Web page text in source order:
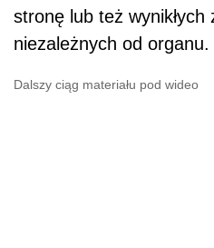
stronę lub też wynikłych
niezależnych od organu.
Dalszy ciąg materiału pod wideo